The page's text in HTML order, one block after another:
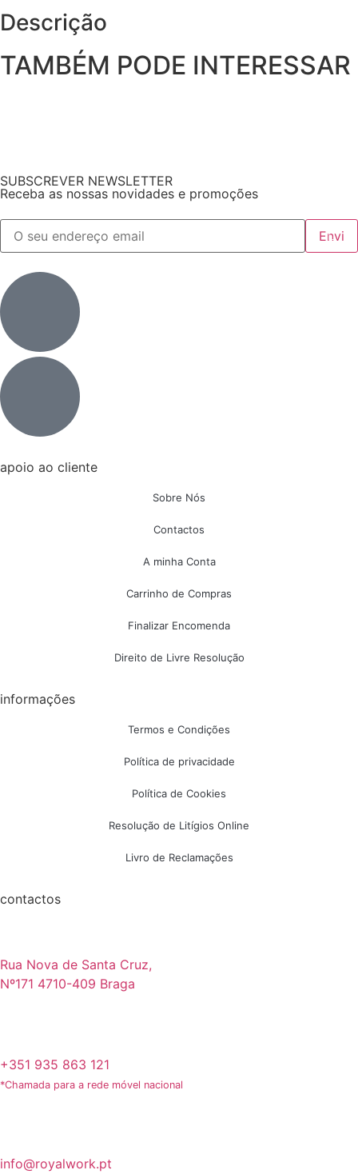
Descrição
TAMBÉM PODE INTERESSAR
SUBSCREVER NEWSLETTER
Receba as nossas novidades e promoções
apoio ao cliente
Sobre Nós
Contactos
A minha Conta
Carrinho de Compras
Finalizar Encomenda
Direito de Livre Resolução
informações
Termos e Condições
Política de privacidade
Política de Cookies
Resolução de Litígios Online
Livro de Reclamações
contactos
Rua Nova de Santa Cruz,
Nº171 4710-409 Braga
+351 935 863 121
*Chamada para a rede móvel nacional
info@royalwork.pt